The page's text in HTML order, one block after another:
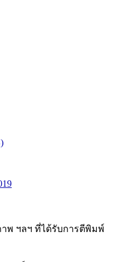
ฯลฯ ที่ได้รับการตีพิมพ์